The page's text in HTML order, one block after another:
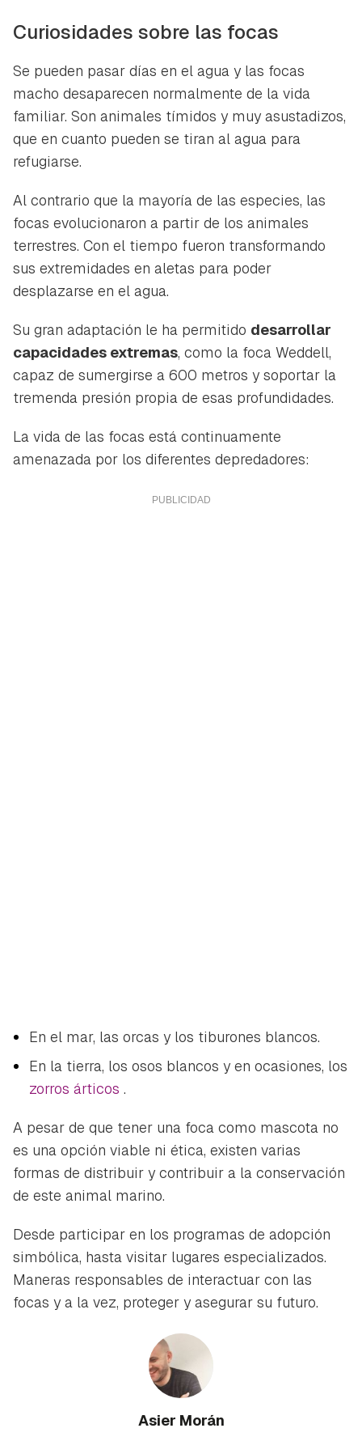
Curiosidades sobre las focas
Se pueden pasar días en el agua y las focas
macho desaparecen normalmente de la vida
familiar. Son animales tímidos y muy asustadizos,
que en cuanto pueden se tiran al agua para
refugiarse.
Al contrario que la mayoría de las especies, las
focas evolucionaron a partir de los animales
terrestres. Con el tiempo fueron transformando
sus extremidades en aletas para poder
desplazarse en el agua.
Su gran adaptación le ha permitido desarrollar
capacidades extremas, como la foca Weddell,
capaz de sumergirse a 600 metros y soportar la
tremenda presión propia de esas profundidades.
La vida de las focas está continuamente
amenazada por los diferentes depredadores:
En el mar, las orcas y los tiburones blancos.
En la tierra, los osos blancos y en ocasiones, los
zorros árticos .
A pesar de que tener una foca como mascota no
es una opción viable ni ética, existen varias
formas de distribuir y contribuir a la conservación
de este animal marino.
Desde participar en los programas de adopción
simbólica, hasta visitar lugares especializados.
Maneras responsables de interactuar con las
focas y a la vez, proteger y asegurar su futuro.
Asier Morán